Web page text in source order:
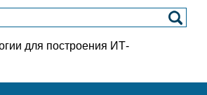
для построения ИТ-